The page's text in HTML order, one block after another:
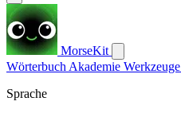
MorseKit
Wörterbuch Akademie Werkzeuge
Sprache